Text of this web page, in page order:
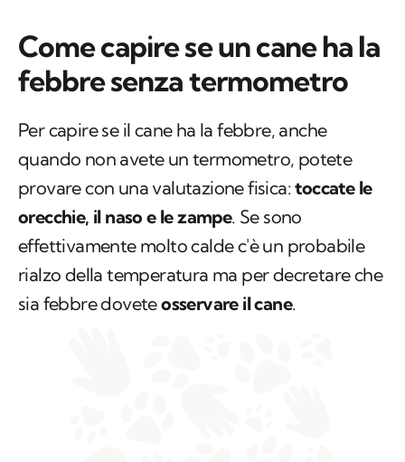
Come capire se un cane ha la
febbre senza termometro
Per capire se il cane ha la febbre, anche
quando non avete un termometro, potete
provare con una valutazione fisica:toccate le
orecchie, il naso e le zampe. Se sono
effettivamente molto calde c'è un probabile
rialzo della temperatura ma per decretare che
sia febbre doveteosservare il cane.